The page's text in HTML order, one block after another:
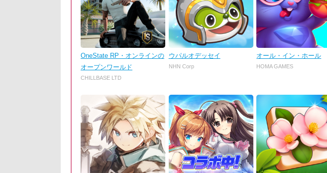
OneState RP・オンラインの
オープンワールド
CHILLBASE LTD
ウパルオデッセイ
NHN Corp
オール・イン・ホール
HOMA GAMES